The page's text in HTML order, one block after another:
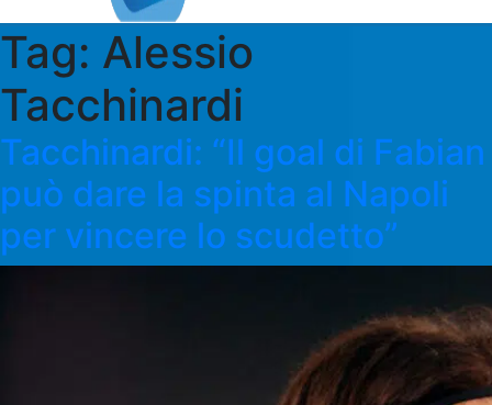
Tag: Alessio
Tacchinardi
Tacchinardi: “Il goal di Fabian
può dare la spinta al Napoli
per vincere lo scudetto”